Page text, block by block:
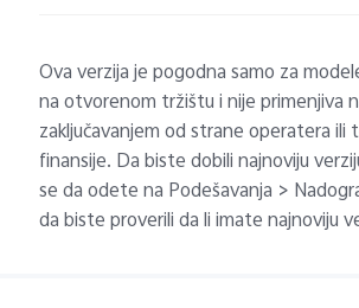
Ova verzija je pogodna samo za
na otvorenom tržištu i nije primenjiva
zaključavanjem od strane operatera ili
finansije. Da biste dobili najnoviju
se da odete na Podešavanja >
da biste proverili da li imate najnoviju